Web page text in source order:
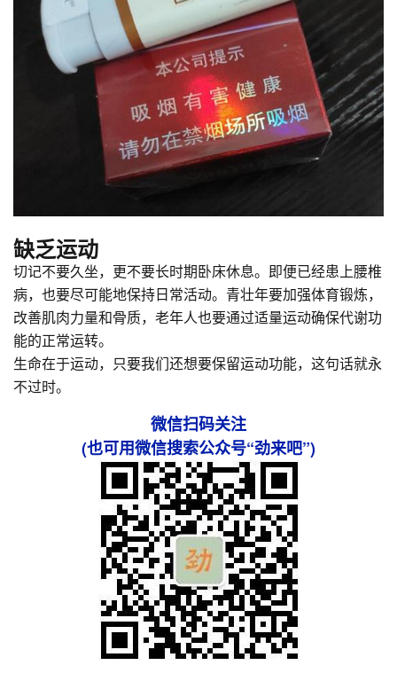
缺乏运动
切记不要久坐，更不要长时期卧床休息。即便已经患上腰椎
病，也要尽可能地保持日常活动。青壮年要加强体育锻炼，
改善肌肉力量和骨质，老年人也要通过适量运动确保代谢功
能的正常运转。
生命在于运动，只要我们还想要保留运动功能，这句话就永
不过时。
微信扫码关注
(也可用微信搜索公众号“劲来吧”)